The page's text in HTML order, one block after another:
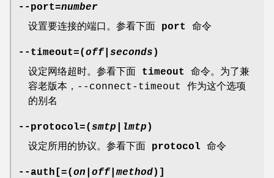
--port=number
设置要连接的端口。参看下面 port 命令
--timeout=(off seconds )
设定网络超时。参看下面 timeout
命令。为了兼
容老版本，--connect-timeout 作为这个选项
的别名
--protocol=(smtp lmtp )
设定所用的协议。参看下面 protocol 命令
--auth[=(on off |method)]